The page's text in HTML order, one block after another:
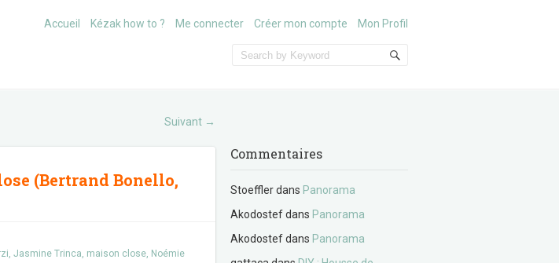
Accueil Kézak how to ? Me connecter Créer mon compte Mon Profil
Suivant →
(Bertrand Bonello,
, Jasmine Trinca, maison close, Noémie
Commentaires
Stoefflerdans Panorama
Akodostefdans Panorama
Akodostefdans Panorama